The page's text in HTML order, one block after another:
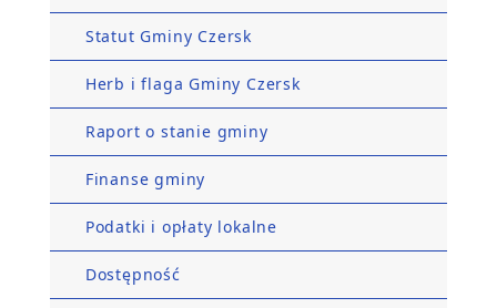
Statut Gminy Czersk
Herb i flaga Gminy Czersk
Raport o stanie gminy
Finanse gminy
Podatki i opłaty lokalne
Dostępność